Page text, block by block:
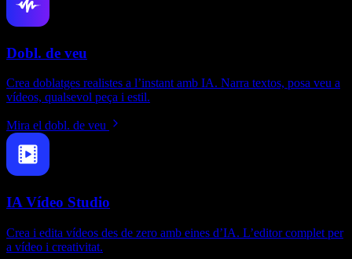
Dobl. de veu
Crea doblatges realistes a l’instant amb IA. Narra textos, posa veu a
vídeos, qualsevol peça i estil.
Mira el dobl. de veu
IA Vídeo Studio
Crea i edita vídeos des de zero amb eines d’IA. L’editor complet per
a vídeo i creativitat.